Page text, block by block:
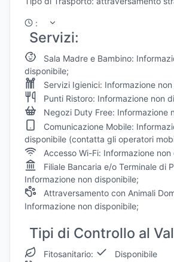
:
Servizi:
Sala Madre e Bambino:
disponibile;
Servizi Igienici: Informazione
Punti Ristoro: Informazione non
Negozi Duty Free: Informazione
Comunicazione Mobile:
disponibile (contatta gli operatori
Accesso Wi-Fi: Informazione non
Filiale Bancaria e/o Terminale di
Informazione non disponibile;
Attraversamento con Animali
Informazione non disponibile;
Tipi di Controllo al
Fitosanitario:
Disponibile